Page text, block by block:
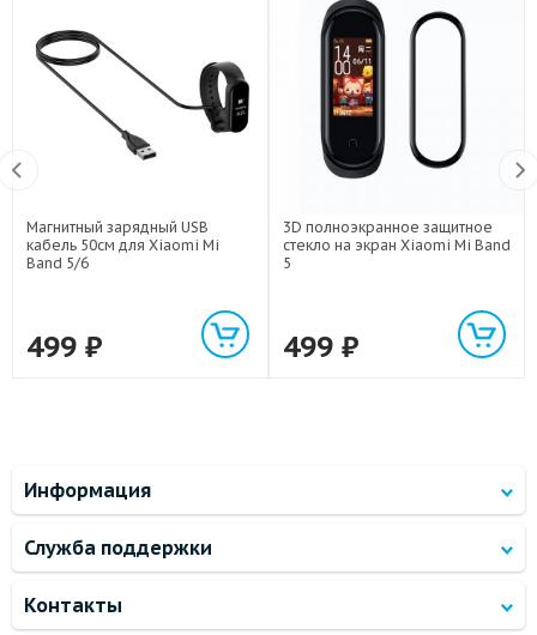
Магнитный зарядный USB
кабель 50см для Xiaomi Mi
Band 5/6
499 ₽
3D полноэкранное защитное
стекло на экран Xiaomi Mi Band
5
499 ₽
Информация
Служба поддержки
Контакты